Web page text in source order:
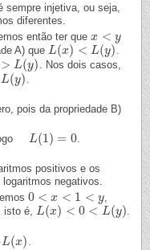
sempre injetiva, ou seja,
diferentes.
então ter quex < y
x<y
A) queL(x) < L(y)
L(x)<L (y
.
> L(y)
(y
. Nos dois casos,
L(y)
pois da propriedade B)
L(1) = 0
1)=0
positivos e os
negativos.
0 < x < 1 < y
0<x<1<y
, isto é, L(x) < 0 < L(y)
L(x)<0 <L (y )
L(x)